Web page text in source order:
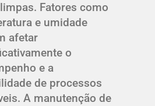
Fatores como
e umidade
afetar
o
e a
de processos
A manutenção de